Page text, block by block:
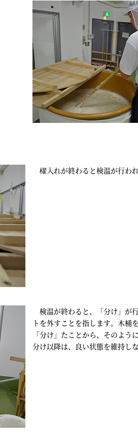
櫂入れが終わると検温が行わ
検温が終わると、「分け」が
トを外すことを指します。木桶
「分け」たことから、そのよう
分け以降は、良い状態を維持し